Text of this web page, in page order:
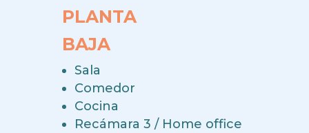
PLANTA
BAJA
Sala
Comedor
Cocina
Recámara 3 / Home office